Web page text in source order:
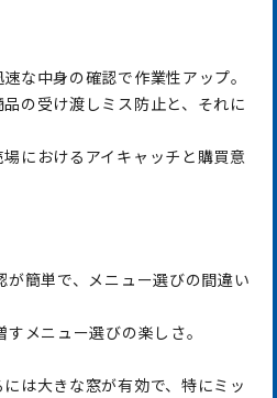
中身の確認で作業性アップ。
の受け渡しミス防止と、それに
におけるアイキャッチと購買意
簡単で、メニュー選びの間違い
メニュー選びの楽しさ。
は大きな窓が有効で、特にミッ